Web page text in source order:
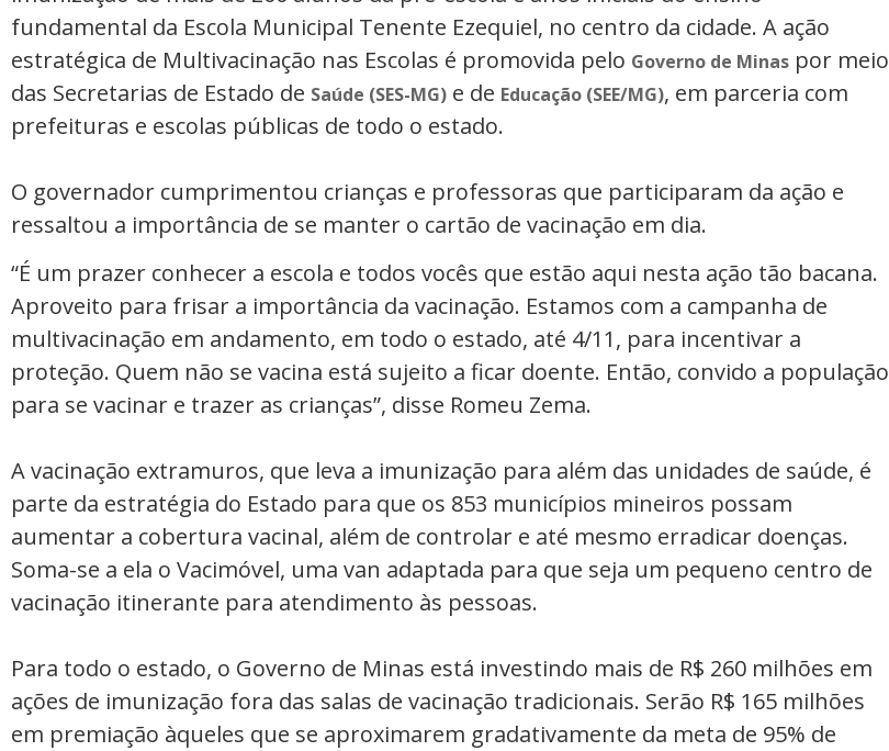
fundamental da Escola Municipal Tenente Ezequiel, no centro da cidade. A ação
estratégica de Multivacinação nas Escolas é promovida pelo Governo de Minas por meio
das Secretarias de Estado de Saúde (SES-MG) e de Educação (SEE/MG), em parceria com
prefeituras e escolas públicas de todo o estado.
O governador cumprimentou crianças e professoras que participaram da ação e
ressaltou a importância de se manter o cartão de vacinação em dia.
“É um prazer conhecer a escola e todos vocês que estão aqui nesta ação tão bacana.
Aproveito para frisar a importância da vacinação. Estamos com a campanha de
multivacinação em andamento, em todo o estado, até 4/11, para incentivar a
proteção. Quem não se vacina está sujeito a ficar doente. Então, convido a população
para se vacinar e trazer as crianças”, disse Romeu Zema.
A vacinação extramuros, que leva a imunização para além das unidades de saúde, é
parte da estratégia do Estado para que os 853 municípios mineiros possam
aumentar a cobertura vacinal, além de controlar e até mesmo erradicar doenças.
Soma-se a ela o Vacimóvel, uma van adaptada para que seja um pequeno centro de
vacinação itinerante para atendimento às pessoas.
Para todo o estado, o Governo de Minas está investindo mais de R$ 260 milhões em
ações de imunização fora das salas de vacinação tradicionais. Serão R$ 165 milhões
em premiação àqueles que se aproximarem gradativamente da meta de 95% de